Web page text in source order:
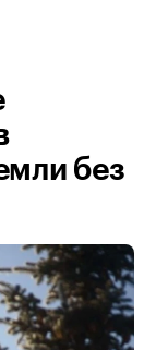
без